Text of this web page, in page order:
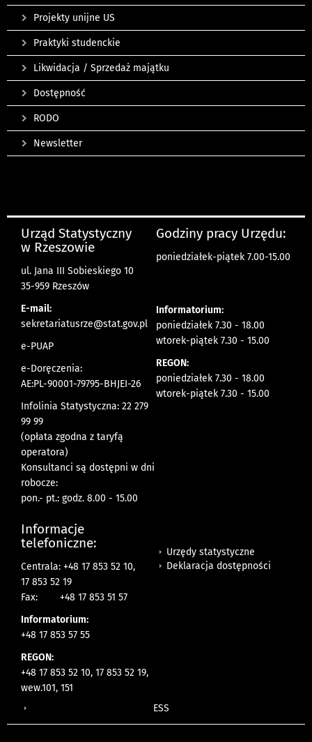
Projekty unijne US
Praktyki studenckie
Likwidacja / Sprzedaż majątku
Dostępność
RODO
Newsletter
Urząd Statystyczny
w Rzeszowie
ul. Jana III Sobieskiego 10
35-959 Rzeszów
E-mail:
sekretariatusrze@stat.gov.pl
e-PUAP
e-Doręczenia:
AE:PL-90001-79795-BHJEI-26
Infolinia Statystyczna: 22 279
99 99
(opłata zgodna z taryfą
operatora)
Konsultanci są dostępni w dni
robocze:
pon.- pt.: godz. 8.00 - 15.00
Godziny pracy Urzędu:
poniedziałek-piątek 7.00-15.00
Informatorium:
poniedziałek 7.30 - 18.00
wtorek-piątek 7.30 - 15.00
REGON:
poniedziałek 7.30 - 18.00
wtorek-piątek 7.30 - 15.00
Informacje
telefoniczne:
Centrala: +48 17 853 52 10,
17 853 52 19
Fax:
+48 17 853 51 57
Informatorium:
+48 17 853 57 55
REGON:
+48 17 853 52 10, 17 853 52 19,
wew.101, 151
Urzędy statystyczne
Deklaracja dostępności
ESS